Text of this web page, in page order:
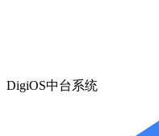
DigiOS中台系统